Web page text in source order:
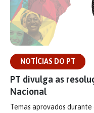
NOTÍCIAS DO PT
PT divulga as
Nacional
Temas aprovados durante